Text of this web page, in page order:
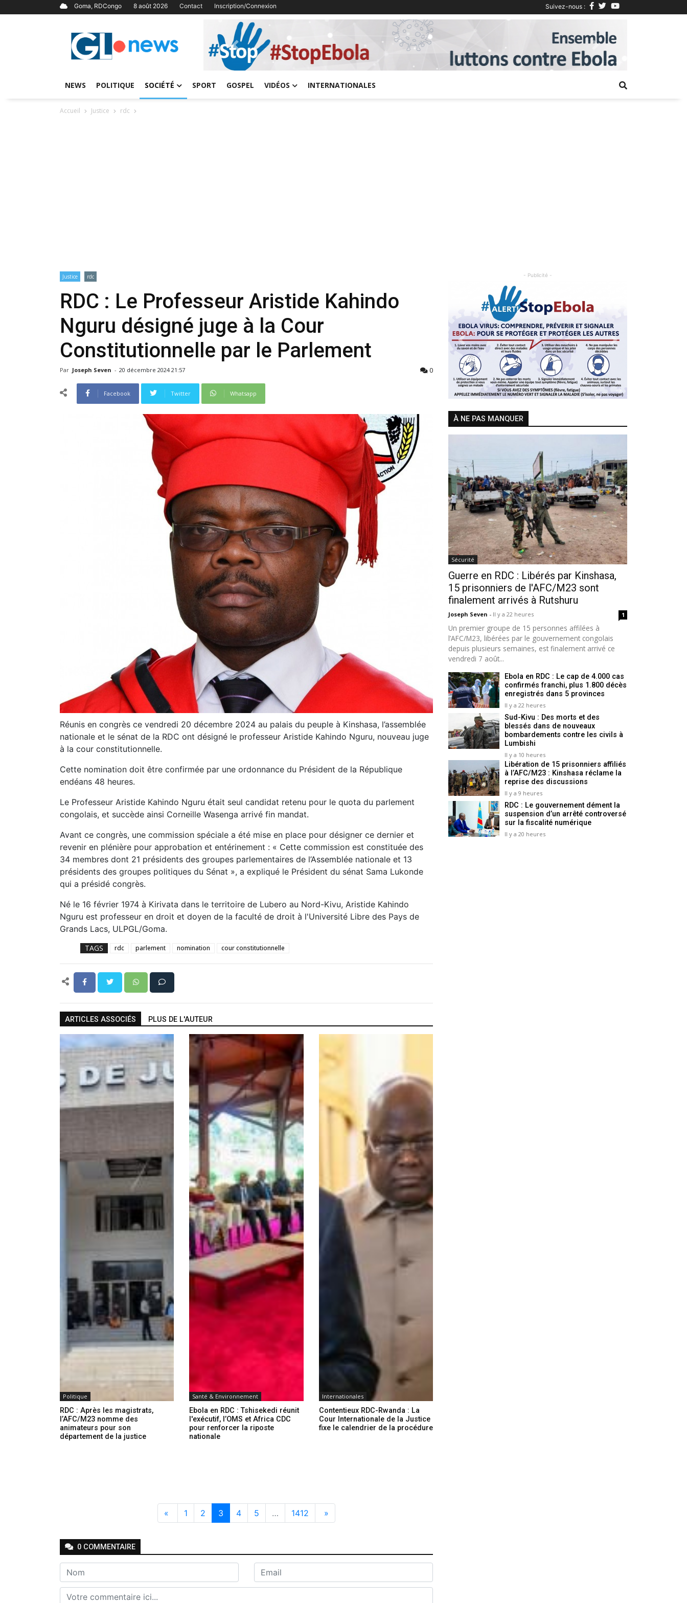
Goma, RDCongo 8 août 2026 Contact Inscription/Connexion Suivez-nous :
Previous Next
NEWS POLITIQUE SOCIÉTÉ SPORT GOSPEL VIDÉOS INTERNATIONALES
Accueil Justice rdc
Justice rdc
RDC : Le Professeur Aristide Kahindo
Nguru désigné juge à la Cour
Constitutionnelle par le Parlement
Par Joseph Seven - 20 décembre 2024 21:57 0
Facebook Twitter Whatsapp
Réunis en congrès ce vendredi 20 décembre 2024 au palais du peuple à Kinshasa, l’assemblée
nationale et le sénat de la RDC ont désigné le professeur Aristide Kahindo Nguru, nouveau juge
à la cour constitutionnelle.
Cette nomination doit être confirmée par une ordonnance du Président de la République
endéans 48 heures.
Le Professeur Aristide Kahindo Nguru était seul candidat retenu pour le quota du parlement
congolais, et succède ainsi Corneille Wasenga arrivé fin mandat.
Avant ce congrès, une commission spéciale a été mise en place pour désigner ce dernier et
revenir en plénière pour approbation et entérinement : « Cette commission est constituée des
34 membres dont 21 présidents des groupes parlementaires de l’Assemblée nationale et 13
présidents des groupes politiques du Sénat », a expliqué le Président du sénat Sama Lukonde
qui a présidé congrès.
Né le 16 février 1974 à Kirivata dans le territoire de Lubero au Nord-Kivu, Aristide Kahindo
Nguru est professeur en droit et doyen de la faculté de droit à l'Université Libre des Pays de
Grands Lacs, ULPGL/Goma.
TAGS rdc parlement nomination cour constitutionnelle
ARTICLES ASSOCIÉS PLUS DE L'AUTEUR
Politique
RDC : Après les magistrats,
l’AFC/M23 nomme des
animateurs pour son
département de la justice
Santé & Environnement
Ebola en RDC : Tshisekedi réunit
l'exécutif, l’OMS et Africa CDC
pour renforcer la riposte
nationale
Internationales
Contentieux RDC-Rwanda : La
Cour Internationale de la Justice
fixe le calendrier de la procédure
« 1 2 3 4 5 … 1412 »
0 COMMENTAIRE
- Publicité -
Previous Next
À NE PAS MANQUER
Sécurité
Guerre en RDC : Libérés par Kinshasa,
15 prisonniers de l'AFC/M23 sont
finalement arrivés à Rutshuru
Joseph Seven - Il y a 22 heures 1
Un premier groupe de 15 personnes affilées à
l’AFC/M23, libérées par le gouvernement congolais
depuis plusieurs semaines, est finalement arrivé ce
vendredi 7 août...
Ebola en RDC : Le cap de 4.000 cas
confirmés franchi, plus 1.800 décès
enregistrés dans 5 provinces
Il y a 22 heures
Sud-Kivu : Des morts et des
blessés dans de nouveaux
bombardements contre les civils à
Lumbishi
Il y a 10 heures
Libération de 15 prisonniers affiliés
à l’AFC/M23 : Kinshasa réclame la
reprise des discussions
Il y a 9 heures
RDC : Le gouvernement dément la
suspension d’un arrêté controversé
sur la fiscalité numérique
Il y a 20 heures